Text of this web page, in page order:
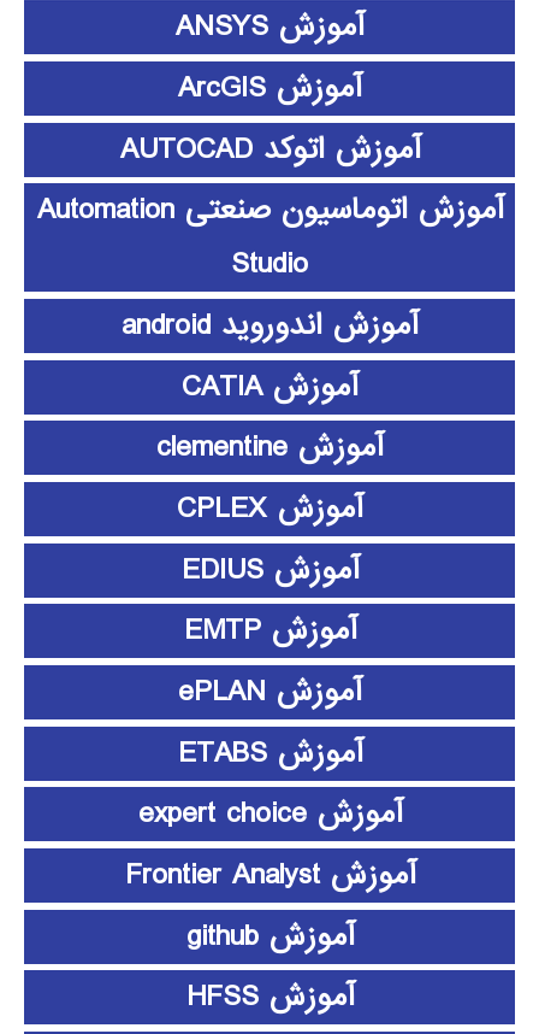
آموزش ANSYS
آموزش ArcGIS
آموزش اتوکد AUTOCAD
آموزش اتوماسیون صنعتی Automation
Studio
آموزش اندوروید android
آموزش CATIA
آموزش clementine
آموزش CPLEX
آموزش EDIUS
آموزش EMTP
آموزش ePLAN
آموزش ETABS
آموزش expert choice
آموزش Frontier Analyst
آموزش github
آموزش HFSS